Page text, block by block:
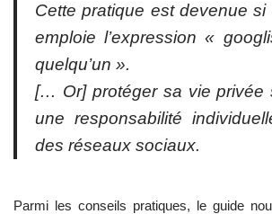
Cette pratique est devenue si
emploie l’expression «
quelqu’un ».
[… Or] protéger sa vie privée
une responsabilité
des réseaux sociaux.
Parmi les conseils pratiques, le guide